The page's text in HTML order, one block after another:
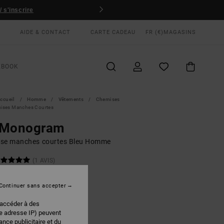
s'inscrire
AIDE & CONTACT CARTE CADEAU FR (€) MAGASINS
Homme Vêtements
Chemises
Manches Courtes
manches courtes Bleu Homme
(1 AVIS)
€
à des
adresse IP) peuvent
publicitaire et du
sans accepter